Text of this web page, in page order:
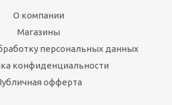
О компании
Магазины
персональных данных
конфиденциальности
офферта